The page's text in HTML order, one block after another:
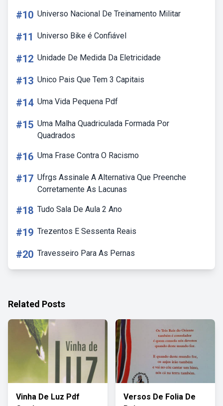
#10 Universo Nacional De Treinamento Militar
#11 Universo Bike é Confiável
#12 Unidade De Medida Da Eletricidade
#13 Unico Pais Que Tem 3 Capitais
#14 Uma Vida Pequena Pdf
#15 Uma Malha Quadriculada Formada Por
Quadrados
#16 Uma Frase Contra O Racismo
#17 Ufrgs Assinale A Alternativa Que Preenche
Corretamente As Lacunas
#18 Tudo Sala De Aula 2 Ano
#19 Trezentos E Sessenta Reais
#20 Travesseiro Para As Pernas
Related Posts
Vinha De Luz Pdf
Versos De Folia De